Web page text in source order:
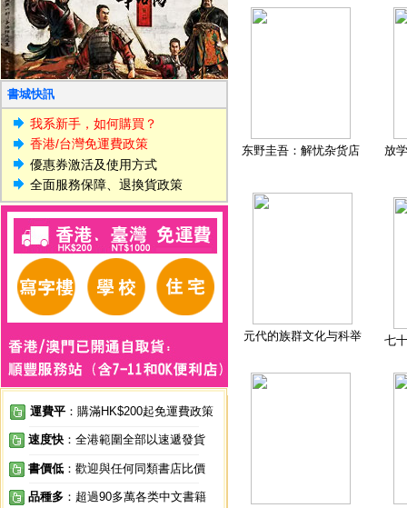
書城快訊
我系新手，如何購買？
香港/台灣免運費政策
優惠券激活及使用方式
全面服務保障、退換貨政策
運費平 ：購滿HK$200起免運費政策
速度快 ：全港範圍全部以速遞發貨
書價低 ：歡迎與任何同類書店比價
品種多 ：超過90多萬各类中文書籍
东野圭吾：解忧杂货店 放
元代的族群文化与科举 七